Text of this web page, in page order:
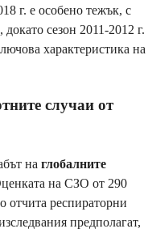
г. е особено тежък, с
сезон 2011-2012 г.
характеристика на
случаи от
на глобалните
на СЗО от 290
отчита респираторни
предполагат,